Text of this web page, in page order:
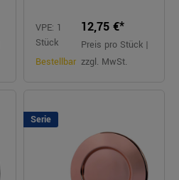
VPE: 1
Stück
Bestellbar
12,75 €*
Preis pro Stück |
zzgl. MwSt.
Serie